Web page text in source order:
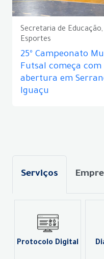
Secretaria de
Esportes
25º Campeonato
Futsal começa com
abertura em
Iguaçu
Serviços
Protocolo Digital